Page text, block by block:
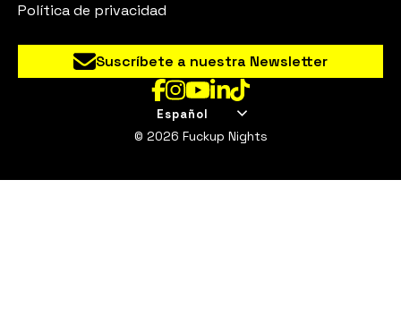
Política de privacidad
Suscríbete a nuestra Newsletter
Español
© 2026 Fuckup Nights